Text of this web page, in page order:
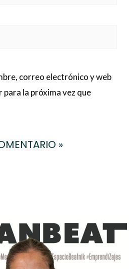
correo electrónico y web
para la próxima vez que